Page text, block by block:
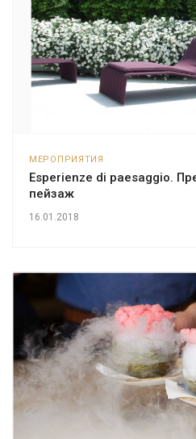
МЕРОПРИЯТИЯ
Esperienze di paesaggio.
пейзаж
16.01.2018